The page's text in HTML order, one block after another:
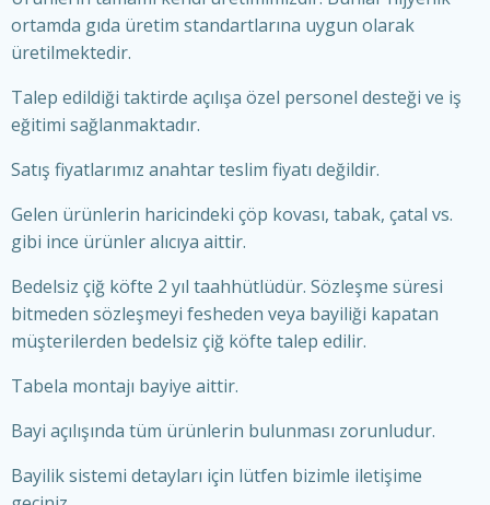
ortamda gıda üretim standartlarına uygun olarak
üretilmektedir.
Talep edildiği taktirde açılışa özel personel desteği ve iş
eğitimi sağlanmaktadır.
Satış fiyatlarımız anahtar teslim fiyatı değildir.
Gelen ürünlerin haricindeki çöp kovası, tabak, çatal vs.
gibi ince ürünler alıcıya aittir.
Bedelsiz çiğ köfte 2 yıl taahhütlüdür. Sözleşme süresi
bitmeden sözleşmeyi fesheden veya bayiliği kapatan
müşterilerden bedelsiz çiğ köfte talep edilir.
Tabela montajı bayiye aittir.
Bayi açılışında tüm ürünlerin bulunması zorunludur.
Bayilik sistemi detayları için lütfen bizimle iletişime